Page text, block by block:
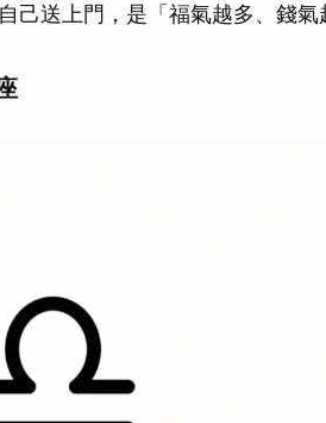
己送上門，是「福氣越多、錢氣